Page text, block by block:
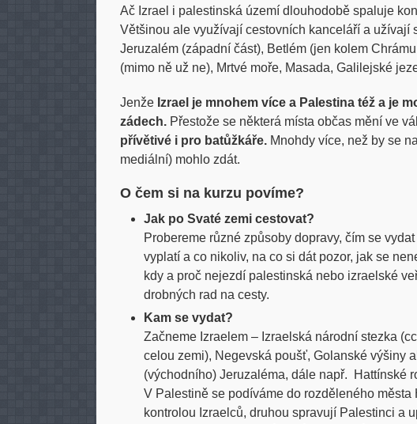
Ač Izrael i palestinská území dlouhodobě spaluje
Většinou ale využívají cestovních kanceláří a užívají
Jeruzalém (západní část), Betlém (jen kolem
(mimo ně už ne), Mrtvé moře, Masada, Galilejské
Jenže Izrael je mnohem více a Palestina též a je
zádech. Přestože se některá místa občas mění ve
přívětivé i pro batůžkáře. Mnohdy více, než by se
mediální) mohlo zdát.
O čem si na kurzu povíme?
Jak po Svaté zemi cestovat?
Probereme různé způsoby dopravy, čím se
vyplatí a co nikoliv, na co si dát pozor, jak se
kdy a proč nejezdí palestinská nebo izraelské
drobných rad na cesty.
Kam se vydat?
Začneme Izraelem – Izraelská národní stezka
celou zemi), Negevská poušť, Golanské výšiny
(východního) Jeruzaléma, dále např. Hattínské
V Palestině se podíváme do rozděleného města
kontrolou Izraelců, druhou spravují Palestinci a